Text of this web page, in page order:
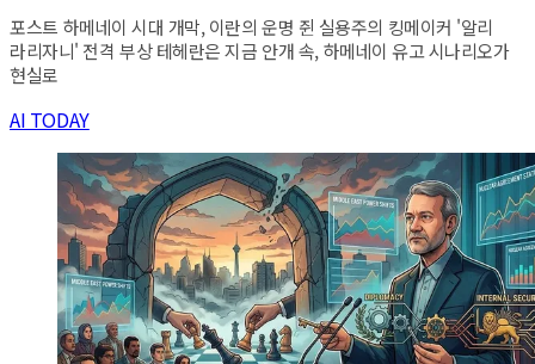
포스트 하메네이 시대 개막, 이란의 운명 쥔 실용주의 킹메이커 '알리
라리자니' 전격 부상 테헤란은 지금 안개 속, 하메네이 유고 시나리오가
현실로
AI TODAY